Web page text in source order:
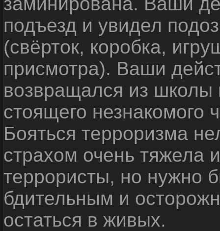
подъезд и увидел
(свёрток, коробка,
присмотра). Ваши
возвращался из школы
стоящего незнакомого
Бояться терроризма
страхом очень тяжела
террористы, но нужно
бдительным и
остаться в живых.